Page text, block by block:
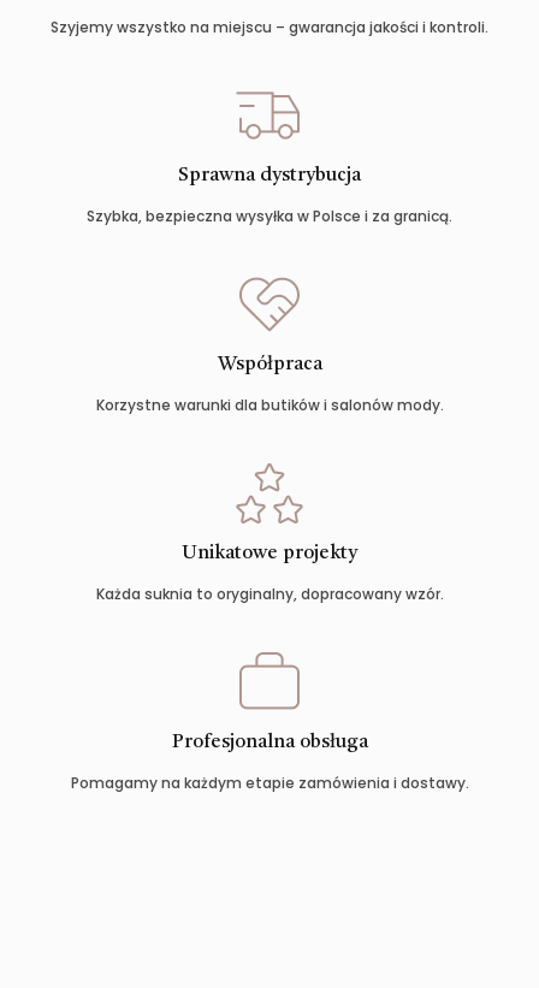
Szyjemy wszystko na miejscu – gwarancja jakości i kontroli.
Sprawna dystrybucja
Szybka, bezpieczna wysyłka w Polsce i za granicą.
Współpraca
Korzystne warunki dla butików i salonów mody.
Unikatowe projekty
Każda suknia to oryginalny, dopracowany wzór.
Profesjonalna obsługa
Pomagamy na każdym etapie zamówienia i dostawy.